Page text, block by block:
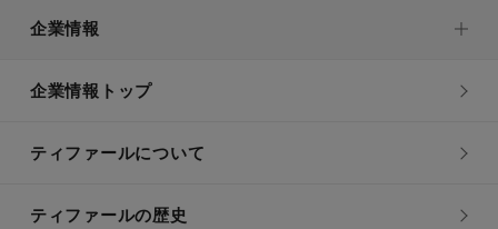
企業情報
企業情報トップ
ティファールについて
ティファールの歴史